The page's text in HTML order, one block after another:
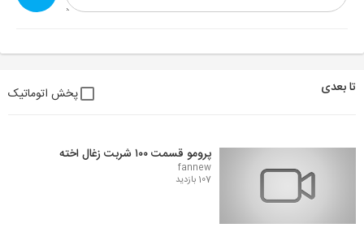
تا بعدی پخش اتوماتیک
پرومو قسمت ۱۰۰ شربت زغال اخته
fannew
107 بازدید